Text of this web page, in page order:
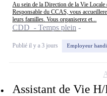
Au sein de la Direction de la Vie Locale
Responsable du CCAS, vous
leurs familles. Vous organiserez et...
CDD - Temps plein
Publié il y a 3 jours Employeur
Assistant de Vie